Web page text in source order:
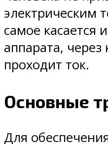
электрическим
самое касается
аппарата, через
проходит ток.
Основные
Для